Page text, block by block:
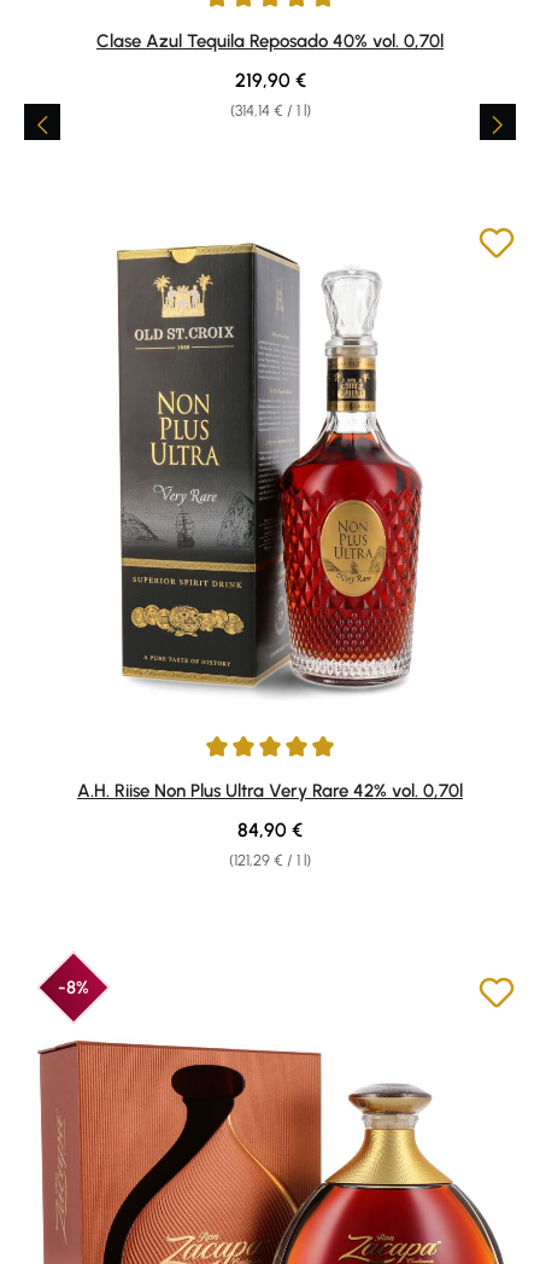
Average rating of 5 out of 5 stars
Clase Azul Tequila Reposado 40% vol. 0,70l
(314,14 € / 1 l)
Regular price:
219,90 €
Average rating of 4.94 out of 5 stars
A.H. Riise Non Plus Ultra Very Rare 42% vol. 0,70l
(121,29 € / 1 l)
Regular price:
84,90 €
-8%